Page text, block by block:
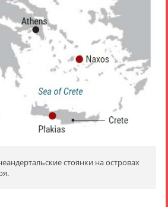
стоянки на островах